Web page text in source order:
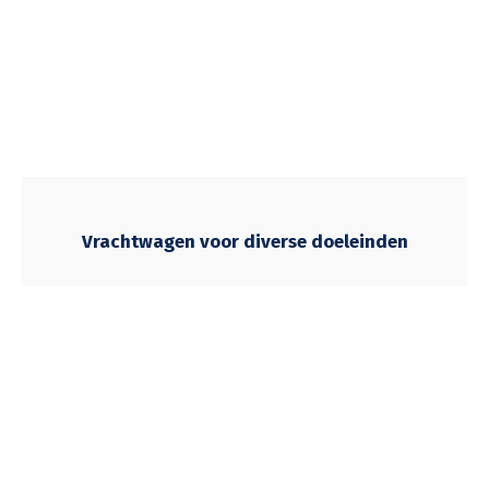
Vrachtwagen voor diverse doeleinden